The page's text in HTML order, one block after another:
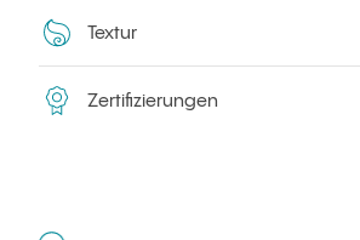
Textur
Zertifizierungen